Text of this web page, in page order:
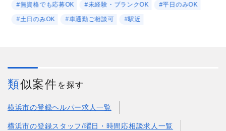
#無資格でも応募OK #未経験・ブランクOK #平日のみOK
#土日のみOK #車通勤ご相談可 #駅近
類似案件 を探す
横浜市の登録ヘルパー求人一覧
横浜市の登録スタッフ/曜日・時間応相談求人一覧